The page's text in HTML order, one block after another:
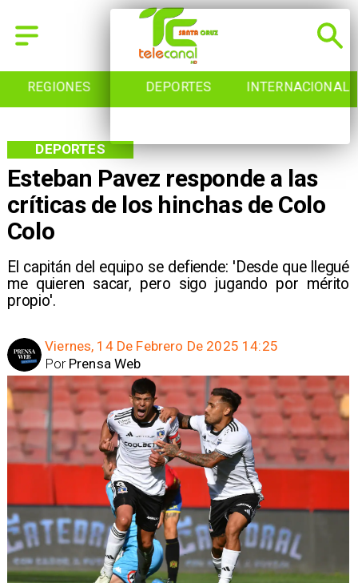
REGIONES DEPORTES INTERNACIONAL
Esteban Pavez responde a las
críticas de los hinchas de Colo
Colo
El capitán del equipo se defiende: 'Desde que llegué
me quieren sacar, pero sigo jugando por mérito
propio'.
DEPORTES
Viernes, 14 De Febrero De 2025 14:25
Prensa Web
Por